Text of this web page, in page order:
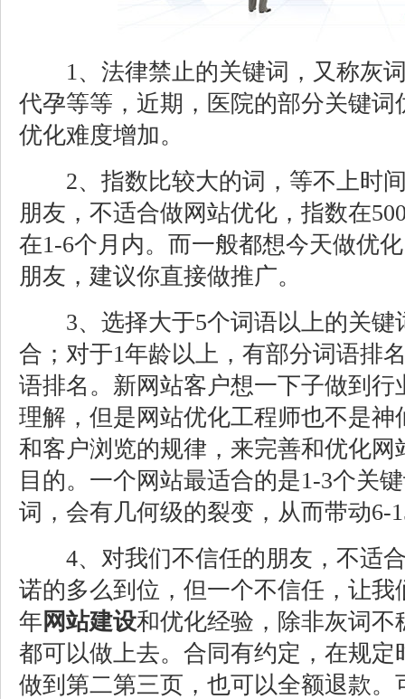
1、法律禁止的关键词，又称灰词
代孕等等，近期，医院的部分关键
优化难度增加。
2、指数比较大的词，等不上时间
朋友，不适合做网站优化，指数在
在1-6个月内。而一般都想今天做优
朋友，建议你直接做推广。
3、选择大于5个词语以上的关键
合；对于1年龄以上，有部分词语排
语排名。新网站客户想一下子做到
理解，但是网站优化工程师也不是
和客户浏览的规律，来完善和优化
目的。一个网站最适合的是1-3个关
词，会有几何级的裂变，从而带动6-
4、对我们不信任的朋友，不适合
诺的多么到位，但一个不信任，让
年 网站建设和优化经验，除非灰词
都可以做上去。合同有约定，在规
做到第二第三页，也可以全额退款